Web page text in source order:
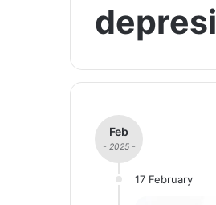
depresi
Feb
- 2025 -
17 February